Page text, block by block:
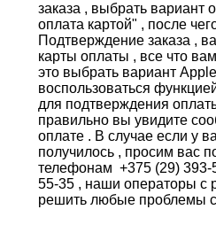
заказа , выбрать вариант
оплата картой" , после
Подтверждение заказа ,
карты оплаты , все что
это выбрать вариант
воспользоваться
для подтверждения
правильно вы увидите
оплате . В случае если у
получилось , просим вас
телефонам +375 (29) 393-
55-35 , наши операторы с
решить любые проблемы